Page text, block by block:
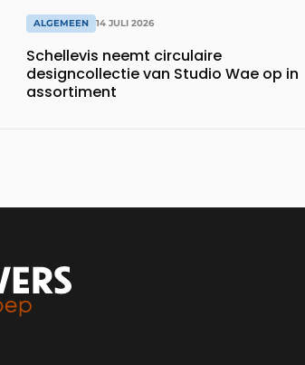
ALGEMEEN 14 JULI 2026
Schellevis neemt circulaire
designcollectie van Studio Wae op in
assortiment